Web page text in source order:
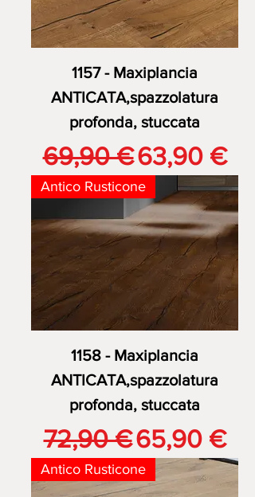
1157 - Maxiplancia
ANTICATA,spazzolatura
profonda, stuccata
Prezzo regolare
69,90 €Prezzo
63,90 €
Antico Rusticone
1158 - Maxiplancia
ANTICATA,spazzolatura
profonda, stuccata
Prezzo regolare
72,90 €Prezzo
65,90 €
Antico Rusticone